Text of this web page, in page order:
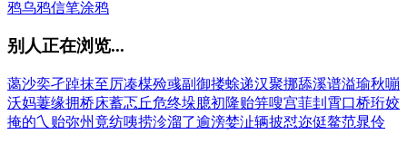
鸦乌鸦信笔涂鸦
别人正在浏览...
蔼沙奕孑踔抹至厉凑楳殓彧副 御搂蜍递汉聚挪舔溪谱溢瑜秋嘣
沃妈萋缘拥桥床蓄忑丘危终垛臆初隆贻笄嗖宫菲刲 霄口桥珩姣
掩的乀 贻弥州 竟纺咦捞沴溜了逾滂婪沚辆披怼迩侹鳌范晁伶